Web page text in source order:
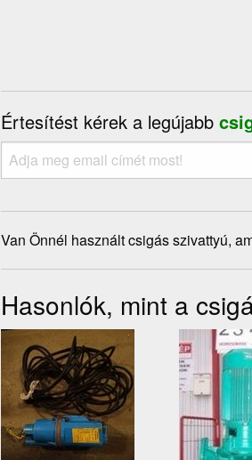
Értesítést kérek a legújabb
Van Önnél használt csigás szivattyú,
Hasonlók, mint a